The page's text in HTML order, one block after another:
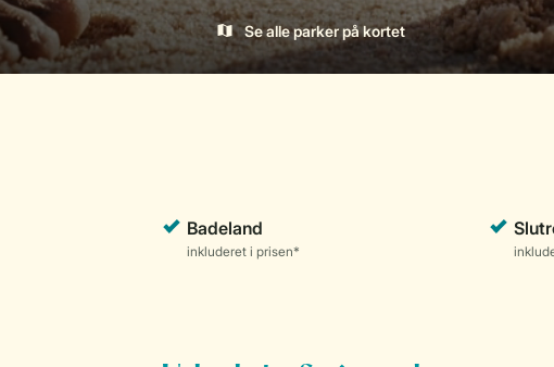
Se alle parker på kortet